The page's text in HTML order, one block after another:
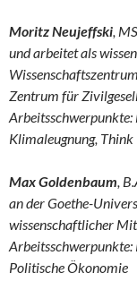
Moritz Neujeffski,
und arbeitet als
Zentrum für
Klimaleugnung,
Max Goldenbaum,
an der Goethe-
wissenschaftlicher
Politische Ökonomie